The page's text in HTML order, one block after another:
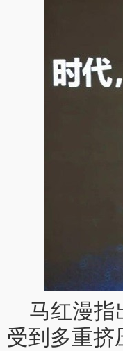
马红漫指
受到多重挤